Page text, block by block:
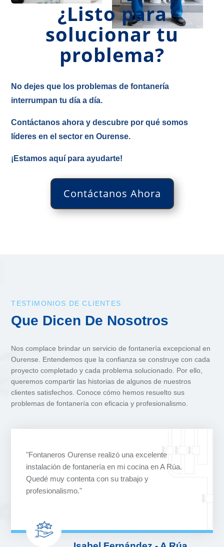
¿Listo para
solucionar tu
problema?
No dejes que los problemas de fontanería
interrumpan tu día a día.
Contáctanos ahora y descubre por qué somos
líderes en el sector en Ourense.
¡Estamos aquí para ayudarte!
Contáctanos Ahora
TESTIMONIOS DE CLIENTES
Que Dicen De Nosotros
Nos complace brindar un servicio de fontanería excepcional en
Ourense. Entendemos que la confianza se construye con cada
proyecto completado y cada problema solucionado. Por ello,
queremos compartir las historias de algunos de nuestros
clientes satisfechos. Conoce cómo hemos resuelto sus
problemas de fontanería con eficacia y profesionalismo.
"Fontaneros Ourense realizó una excelente
instalación de fontanería en mi cocina en A Rúa.
Quedé muy contenta con su trabajo y
profesionalismo."